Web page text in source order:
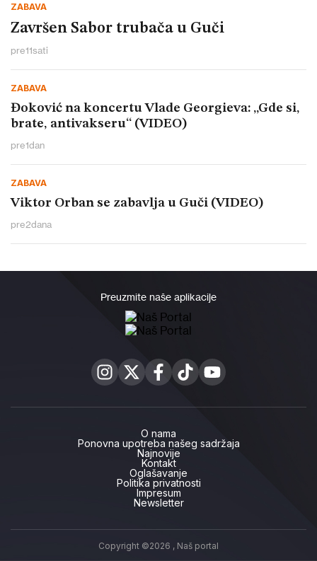
ZABAVA
Završen Sabor trubača u Guči
pre11sati
ZABAVA
Đoković na koncertu Vlade Georgieva: „Gde si,
brate, antivakseru“ (VIDEO)
pre1dan
ZABAVA
Viktor Orban se zabavlja u Guči (VIDEO)
pre2dana
Preuzmite naše aplikacije
O nama
Ponovna upotreba našeg sadržaja
Najnovije
Kontakt
Oglašavanje
Politika privatnosti
Impresum
Newsletter
Copyright ©2026 , Naš portal